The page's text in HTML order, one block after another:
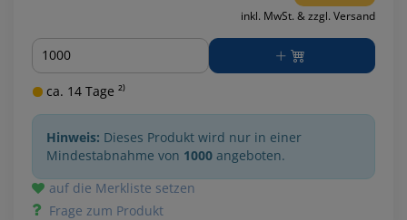
inkl. MwSt. & zzgl. Versand
Menge
ca. 14 Tage ²⁾
Hinweis: Dieses Produkt wird nur in einer
Mindestabnahme von 1000 angeboten.
auf die Merkliste setzen
Frage zum Produkt